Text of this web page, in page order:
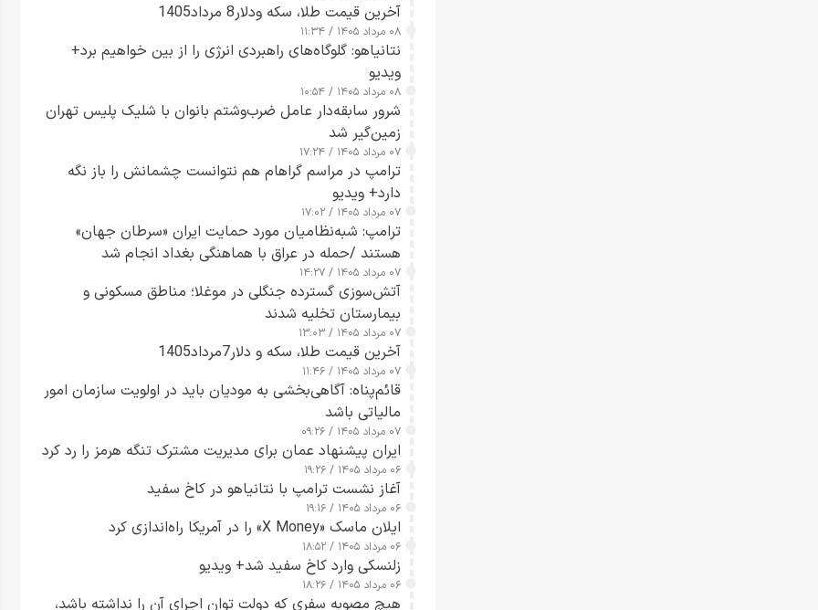
آخرین قیمت طلا، سکه ودلار8 مرداد1405
۰۸ مرداد ۱۴۰۵ / ۱۱:۳۴
نتانیاهو: گلوگاه‌های راهبردی انرژی را از بین خواهیم برد+
ویدیو
۰۸ مرداد ۱۴۰۵ / ۱۰:۵۴
شرور سابقه‌دار عامل ضرب‌وشتم بانوان با شلیک پلیس تهران
زمین‌گیر شد
۰۷ مرداد ۱۴۰۵ / ۱۷:۲۴
ترامپ در مراسم گراهام هم نتوانست چشمانش را باز نگه
دارد+ ویدیو
۰۷ مرداد ۱۴۰۵ / ۱۷:۰۲
ترامپ: شبه‌نظامیان مورد حمایت ایران «سرطان جهان»
هستند /حمله در عراق با هماهنگی بغداد انجام شد
۰۷ مرداد ۱۴۰۵ / ۱۴:۲۷
آتش‌سوزی گسترده جنگلی در موغلا؛ مناطق مسکونی و
بیمارستان تخلیه شدند
۰۷ مرداد ۱۴۰۵ / ۱۳:۰۳
آخرین قیمت طلا، سکه و دلار7مرداد1405
۰۷ مرداد ۱۴۰۵ / ۱۱:۴۶
قائم‌پناه: آگاهی‌بخشی به مودیان باید در اولویت سازمان امور
مالیاتی باشد
۰۷ مرداد ۱۴۰۵ / ۰۹:۲۶
ایران پیشنهاد عمان برای مدیریت مشترک تنگه هرمز را رد کرد
۰۶ مرداد ۱۴۰۵ / ۱۹:۲۶
آغاز نشست ترامپ با نتانیاهو در کاخ سفید
۰۶ مرداد ۱۴۰۵ / ۱۹:۱۶
ایلان ماسک «X Money» را در آمریکا راه‌اندازی کرد
۰۶ مرداد ۱۴۰۵ / ۱۸:۵۲
زلنسکی وارد کاخ سفید شد+ ویدیو
۰۶ مرداد ۱۴۰۵ / ۱۸:۲۶
هیچ مصوبه سفری که دولت توان اجرای آن را نداشته باشد،